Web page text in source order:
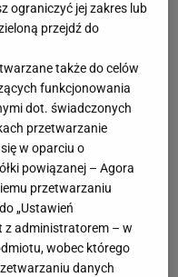
ograniczyć jej zakres lub
przejdź do
także do celów
funkcjonowania
dot. świadczonych
przetwarzanie
w oparciu o
powiązanej – Agora
przetwarzaniu
„Ustawień
z administratorem – w
wobec którego
danych